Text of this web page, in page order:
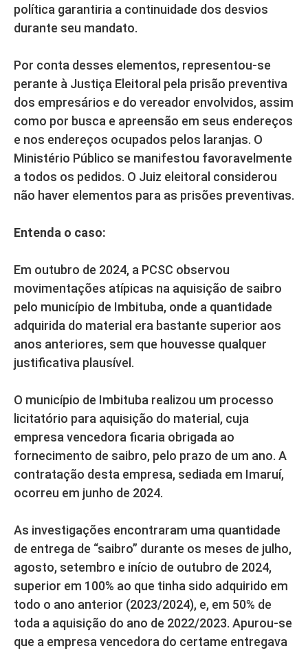
política garantiria a continuidade dos desvios
durante seu mandato.
Por conta desses elementos, representou-se
perante à Justiça Eleitoral pela prisão preventiva
dos empresários e do vereador envolvidos, assim
como por busca e apreensão em seus endereços
e nos endereços ocupados pelos laranjas. O
Ministério Público se manifestou favoravelmente
a todos os pedidos. O Juiz eleitoral considerou
não haver elementos para as prisões preventivas.
Entenda o caso:
Em outubro de 2024, a PCSC observou
movimentações atípicas na aquisição de saibro
pelo município de Imbituba, onde a quantidade
adquirida do material era bastante superior aos
anos anteriores, sem que houvesse qualquer
justificativa plausível.
O município de Imbituba realizou um processo
licitatório para aquisição do material, cuja
empresa vencedora ficaria obrigada ao
fornecimento de saibro, pelo prazo de um ano. A
contratação desta empresa, sediada em Imaruí,
ocorreu em junho de 2024.
As investigações encontraram uma quantidade
de entrega de “saibro” durante os meses de julho,
agosto, setembro e início de outubro de 2024,
superior em 100% ao que tinha sido adquirido em
todo o ano anterior (2023/2024), e, em 50% de
toda a aquisição do ano de 2022/2023. Apurou-se
que a empresa vencedora do certame entregava